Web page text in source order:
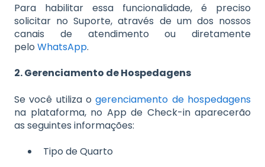
Para habilitar essa funcionalidade, é preciso
solicitar no Suporte, através de um dos nossos
canais de atendimento ou diretamente
pelo WhatsApp.
2. Gerenciamento de Hospedagens
Se você utiliza ogerenciamento de hospedagens
na plataforma, no App de Check-in aparecerão
as seguintes informações:
Tipo de Quarto